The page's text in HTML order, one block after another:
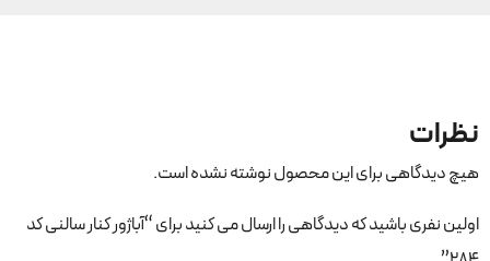
نظرات
هیچ دیدگاهی برای این محصول نوشته نشده است.
اولین نفری باشید که دیدگاهی را ارسال می کنید برای “آباژور کنار سالنی کد